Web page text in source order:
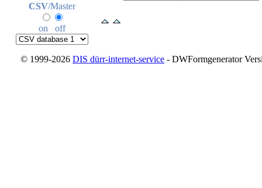
CSV/Master
on off
© 1999-2026 DIS dürr-internet-service - DWFormgenerator